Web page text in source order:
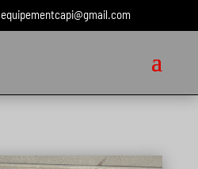
equipementcapi@gmail.com